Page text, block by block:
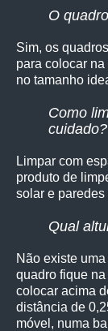
O
Sim, os quadro
para colocar
no tamanho
Como
cuidado?
Limpar com
produto de
solar e
Qual
Não existe
quadro fique
colocar acima
distância de
móvel, numa